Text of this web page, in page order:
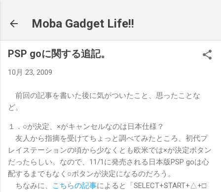
Moba Gadget Life!!
PSP goに関する追記。
10月 23, 2009
前回の記事を書いた後に気がついたこと、思ったことな
ど。
１．○が決定、×がキャンセルなのは日本仕様？
友人から指摘を受けてちょっと調べてみたところ、初代プ
レイステーションの頃から少なくとも欧米では×が決定ボタン
だったらしい。なので、11/1に発売される日本版PSP goは心
配するまでもなく○ボタンが決定になるのだろう。
ちなみに、
こちらの記事によると「SELECT+START+△+□